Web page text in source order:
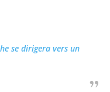
se dirigera vers un